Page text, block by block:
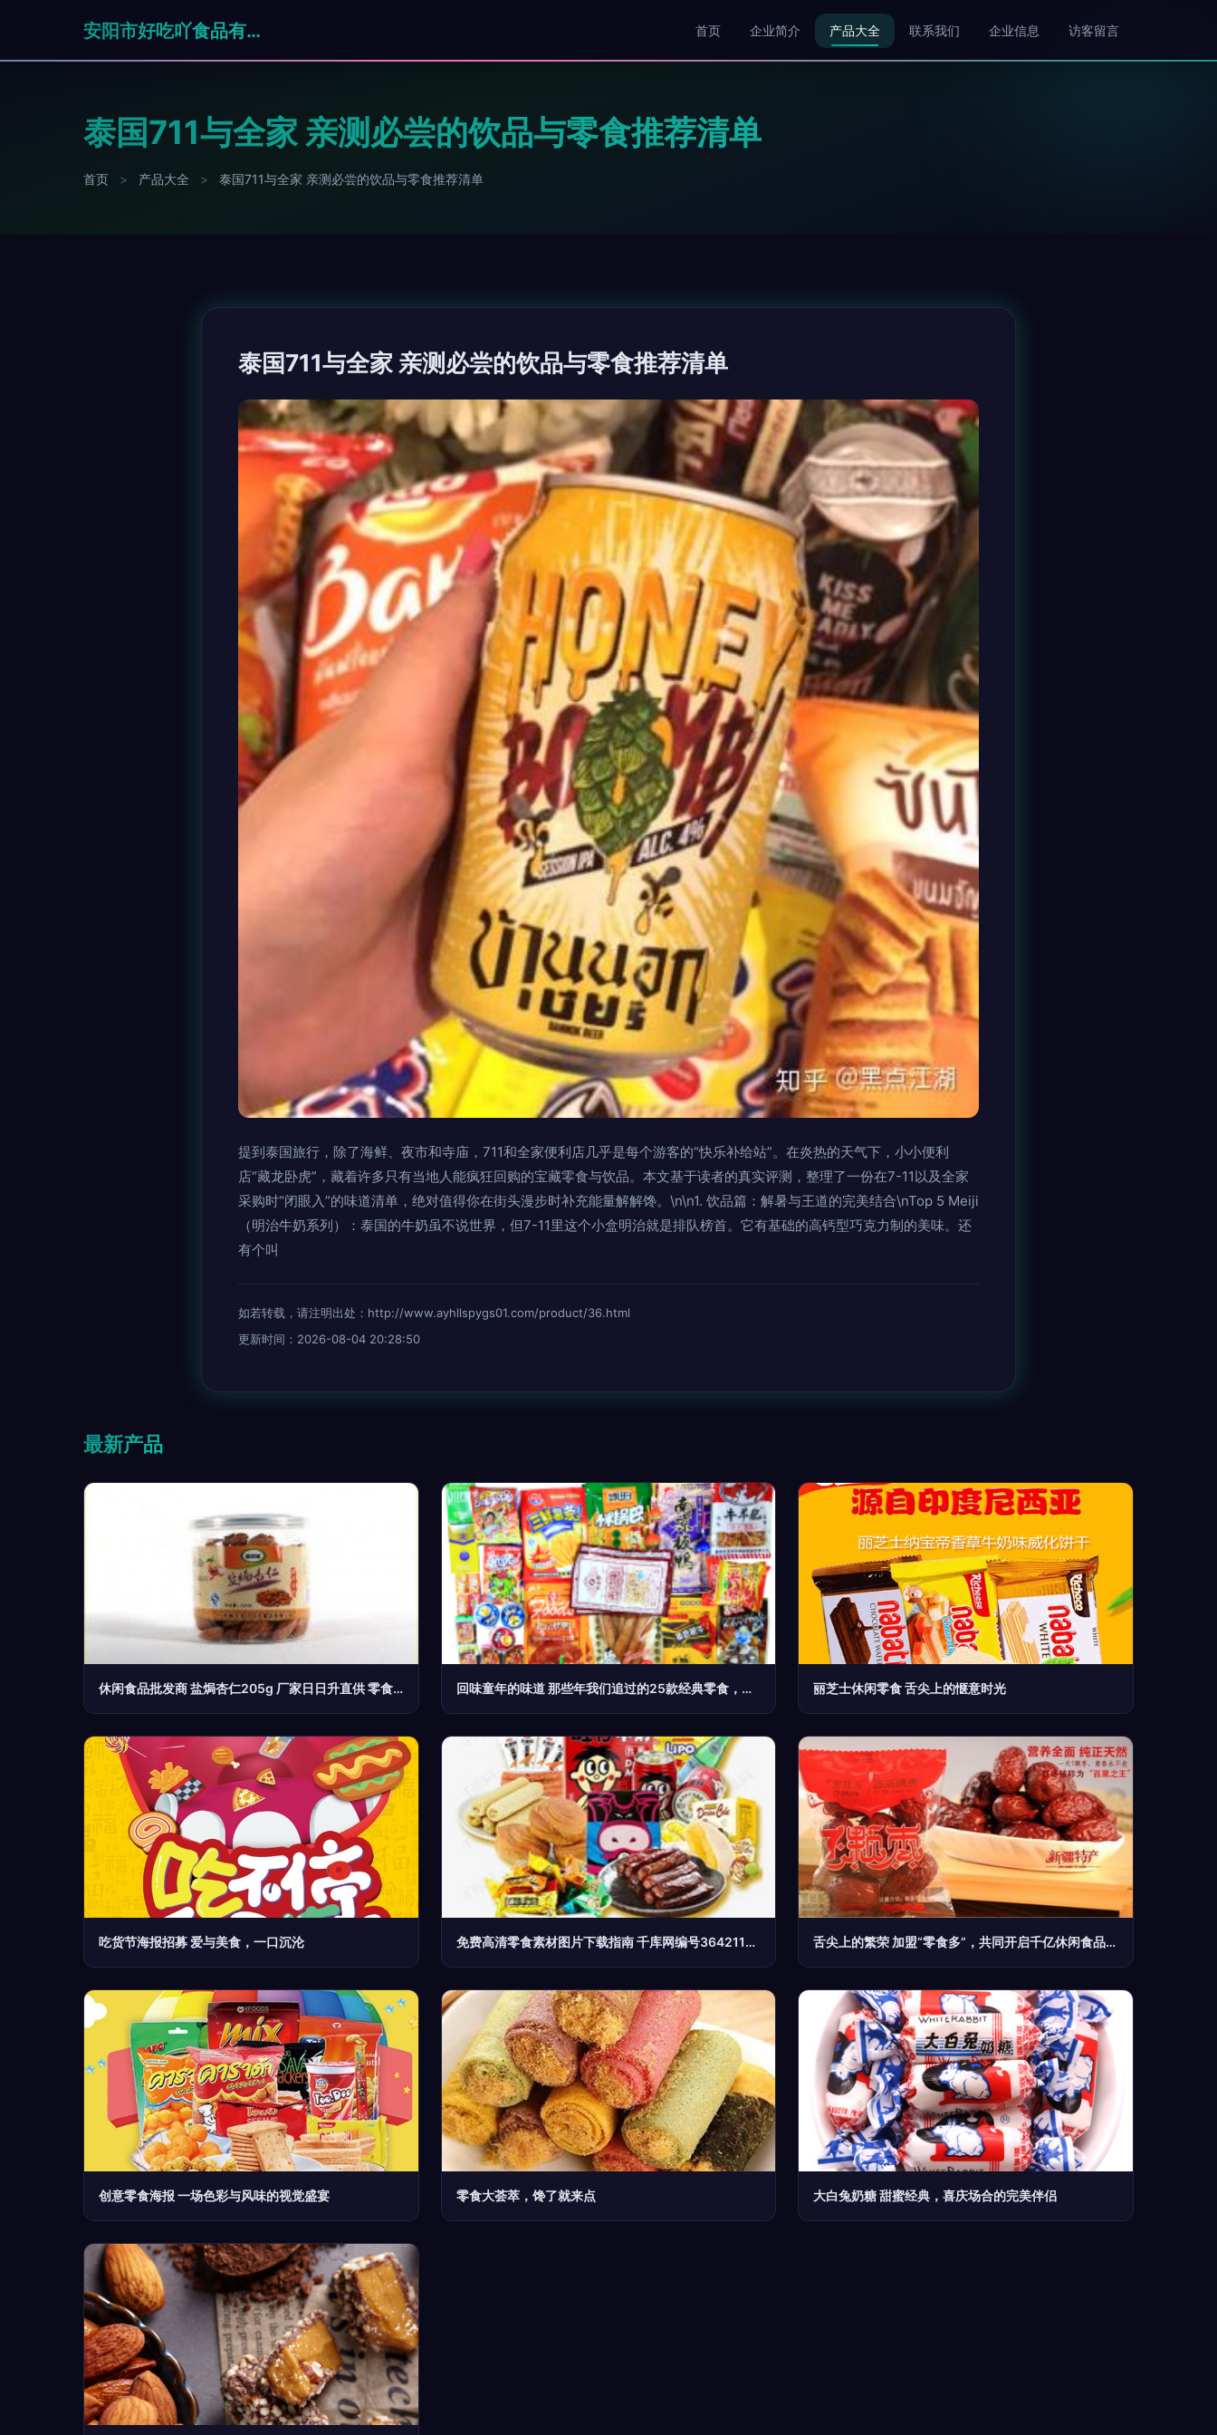
安阳市好吃吖食品有限公司 首页 企业简介 产品大全 联系我们 企业信息 访客留言
泰国711与全家 亲测必尝的饮品与零食推荐清单
首页 > 产品大全 > 泰国711与全家 亲测必尝的饮品与零食推荐清单
泰国711与全家 亲测必尝的饮品与零食推荐清单
提到泰国旅行，除了海鲜、夜市和寺庙，711和全家便利店几乎是每个游客的“快乐补给站”。在炎热的天气下，小小便利
店“藏龙卧虎”，藏着许多只有当地人能疯狂回购的宝藏零食与饮品。本文基于读者的真实评测，整理了一份在7-11以及全家
采购时“闭眼入”的味道清单，绝对值得你在街头漫步时补充能量解解馋。\n\n1. 饮品篇：解暑与王道的完美结合\nTop 5 Meiji
（明治牛奶系列）：泰国的牛奶虽不说世界，但7-11里这个小盒明治就是排队榜首。它有基础的高钙型巧克力制的美味。还
有个叫
如若转载，请注明出处：http://www.ayhllspygs01.com/product/36.html
更新时间：2026-08-04 20:28:50
最新产品
休闲食品批发商 盐焗杏仁205g 厂家日日升直供 零食 邕滋味系列 回味童年的味道 那些年我们追过的25款经典零食，价格、颜值、情怀全解析。 丽芝士休闲零食 舌尖上的惬意时光
吃货节海报招募 爱与美食，一口沉沦 免费高清零食素材图片下载指南 千库网编号3642114赏析 舌尖上的繁荣 加盟“零食多”，共同开启千亿休闲食品市场
创意零食海报 一场色彩与风味的视觉盛宴 零食大荟萃，馋了就来点 大白兔奶糖 甜蜜经典，喜庆场合的完美伴侣